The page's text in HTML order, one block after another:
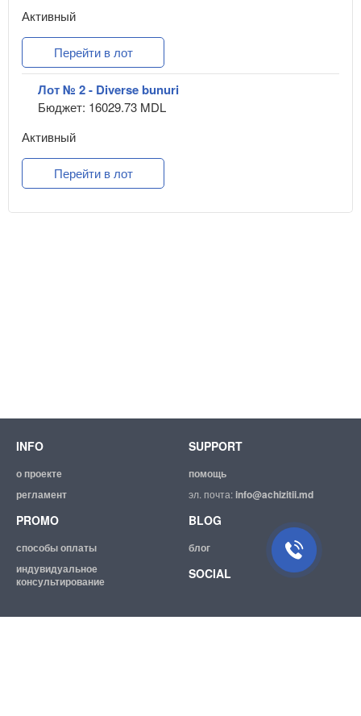
Активный
Перейти в лот
Лот № 2 - Diverse bunuri
Бюджет: 16029.73 MDL
Активный
Перейти в лот
INFO
о проекте
регламент
SUPPORT
помощь
эл. почта:info@achizitii.md
PROMO
способы оплаты
индувидуальное
консультирование
BLOG
блог
SOCIAL